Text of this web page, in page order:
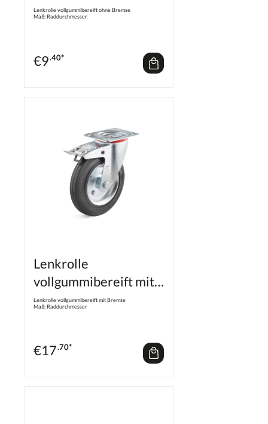
Lenkrolle vollgummibereift ohne Bremse
Maß: Raddurchmesser
€9.40*
Lenkrolle
vollgummibereift mit
Bremse
Lenkrolle vollgummibereift mit Bremse
Maß: Raddurchmesser
€17.70*